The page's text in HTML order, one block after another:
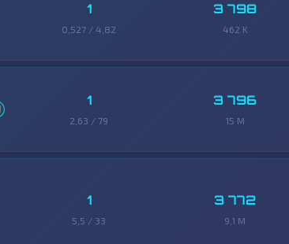
1
0,527 / 4,82
3 798
462 K
1
2,63 / 79
3 796
15 M
1
5,5 / 33
3 772
9,1 M